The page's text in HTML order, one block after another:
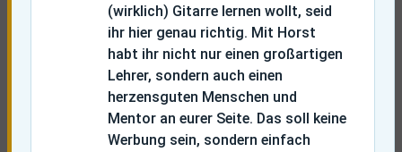
(wirklich) Gitarre lernen wollt, seid
ihr hier genau richtig. Mit Horst
habt ihr nicht nur einen großartigen
Lehrer, sondern auch einen
herzensguten Menschen und
Mentor an eurer Seite. Das soll keine
Werbung sein, sondern einfach